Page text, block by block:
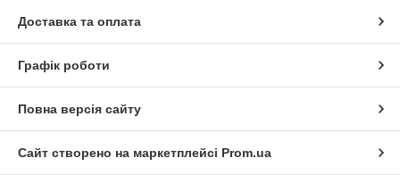
Доставка та оплата
Графік роботи
Повна версія сайту
Сайт створено на маркетплейсі Prom.ua